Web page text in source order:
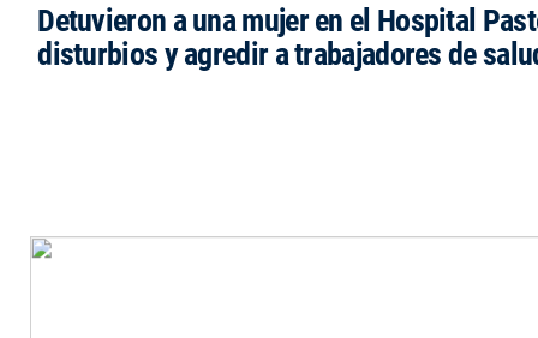
Detuvieron a una mujer en el Hospital
disturbios y agredir a trabajadores de